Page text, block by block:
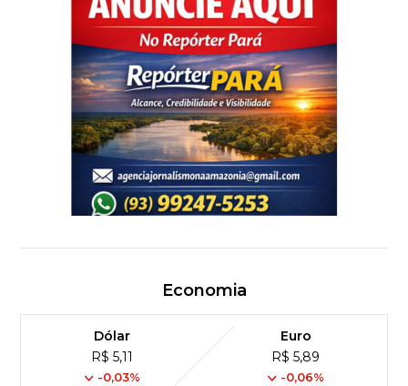
Economia
Dólar
R$ 5,11
-0,03%
Euro
R$ 5,89
-0,06%